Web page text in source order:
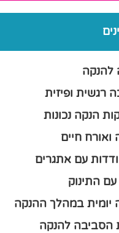
להנקה
רגשית ופיזית
הנקה נכונות
ואורח חיים
עם אתגרים
התינוק
יומית במהלך ההנקה
הסביבה להנקה